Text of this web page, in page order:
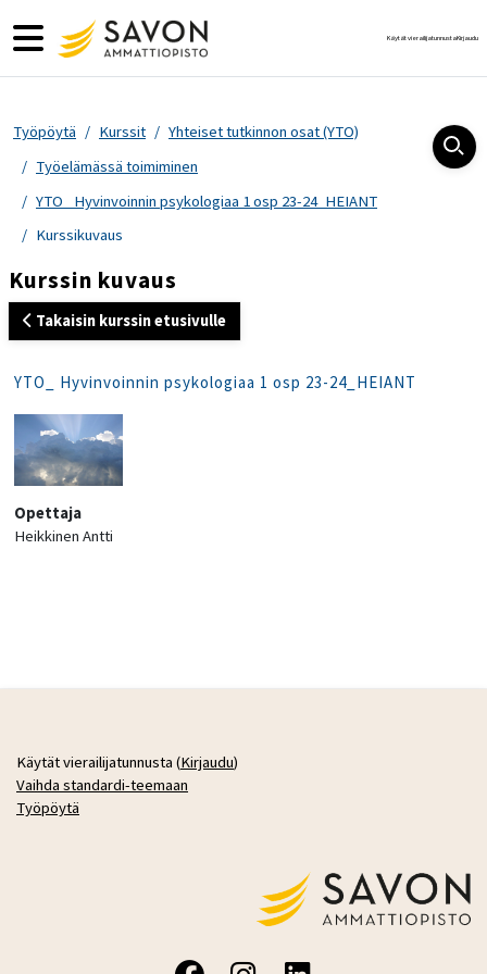
Sivupaneeli Käytät vierailijatunnustaKirjaudu
Työpöytä Kurssit
Yhteiset tutkinnon osat (YTO)
Työelämässä toimiminen
YTO_ Hyvinvoinnin psykologiaa 1 osp 23-24_HEIANT
Kurssikuvaus
Kurssin kuvaus
Takaisin kurssin etusivulle
YTO_ Hyvinvoinnin psykologiaa 1 osp 23-24_HEIANT
Opettaja
Heikkinen Antti
Käytät vierailijatunnusta (Kirjaudu)
Vaihda standardi-teemaan
Työpöytä